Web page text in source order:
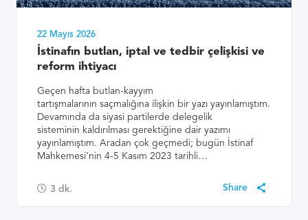
22 Mayıs 2026
İstinafın butlan, iptal ve tedbir çelişkisi ve
reform ihtiyacı
Geçen hafta butlan-kayyım
tartışmalarının saçmalığına ilişkin bir yazı yayınlamıştım.
Devamında da siyasi partilerde delegelik
sisteminin kaldırılması gerektiğine dair yazımı
yayınlamıştım. Aradan çok geçmedi; bugün İstinaf
Mahkemesi’nin 4-5 Kasım 2023 tarihli…
3 dk.